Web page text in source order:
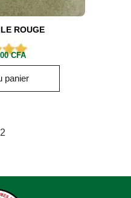
ROUGE
CFA
panier
2